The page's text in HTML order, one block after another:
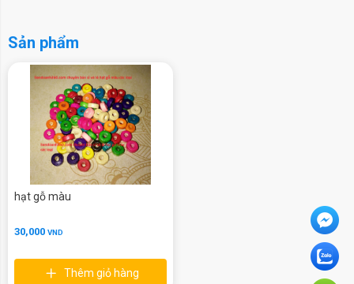
Sản phẩm
hạt gỗ màu
30,000 VND
Thêm giỏ hàng